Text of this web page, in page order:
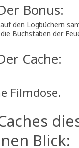
Bonus:
den Logbüchern
Buchstaben der
Cache:
Filmdose.
Blick: